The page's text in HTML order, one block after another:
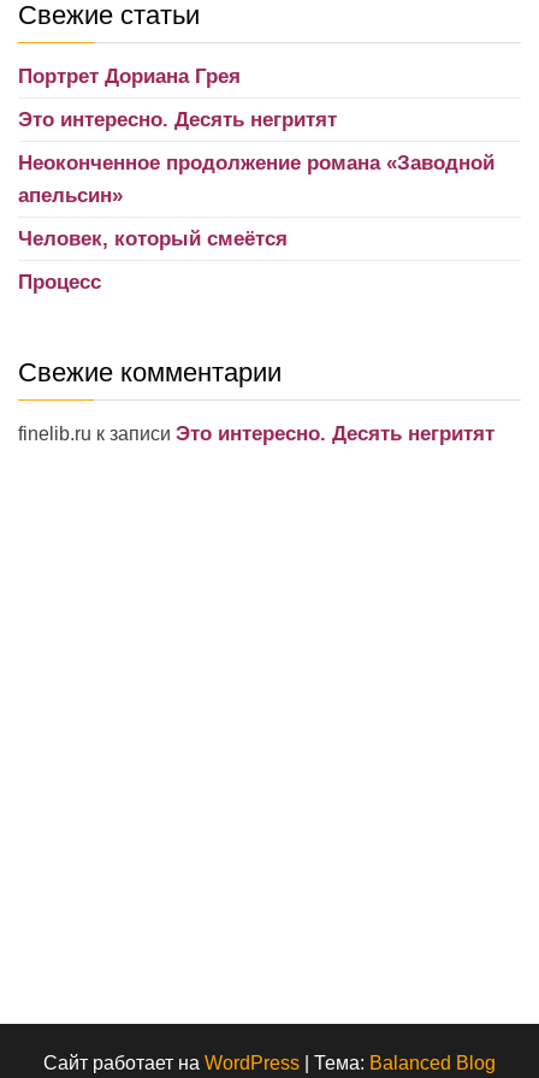
Свежие статьи
Портрет Дориана Грея
Это интересно. Десять негритят
Неоконченное продолжение романа «Заводной
апельсин»
Человек, который смеётся
Процесс
Свежие комментарии
finelib.ru к записи Это интересно. Десять негритят
Сайт работает на WordPress Тема: Balanced Blog